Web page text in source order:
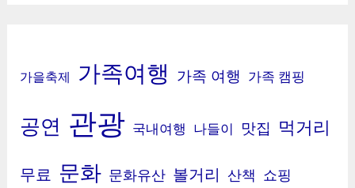
가을축제 가족여행 가족 여행 가족 캠핑
공연 관광 국내여행 나들이 맛집 먹거리
무료 문화 문화유산 볼거리 산책 쇼핑